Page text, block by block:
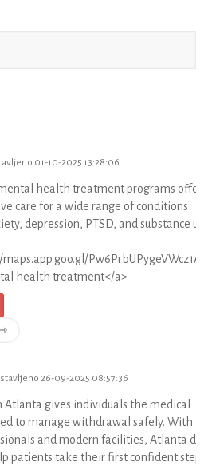
01-10-2025 13:28:06
health treatment programs offer
care for a wide range of conditions
depression, PTSD, and substance
health treatment</a>
26-09-2025 08:57:36
Atlanta gives individuals the medical
to manage withdrawal safely. With
and modern facilities, Atlanta
patients take their first confident step